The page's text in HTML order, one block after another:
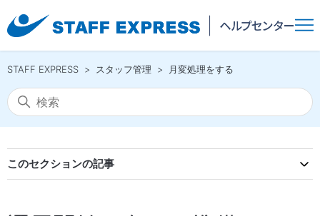
STAFF EXPRESS スタッフ管理 月変処理をする
このセクションの記事